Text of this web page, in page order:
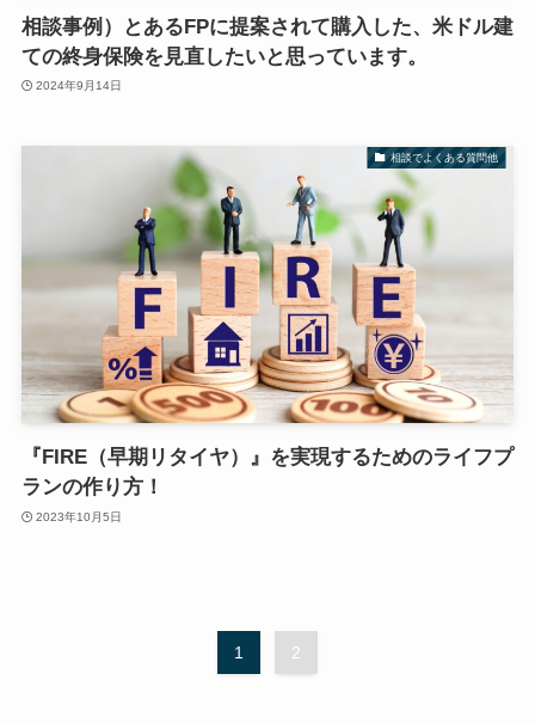
相談事例）とあるFPに提案されて購入した、米ドル建
ての終身保険を見直したいと思っています。
2024年9月14日
相談でよくある質問他
『FIRE（早期リタイヤ）』を実現するためのライフプ
ランの作り方！
2023年10月5日
1 2